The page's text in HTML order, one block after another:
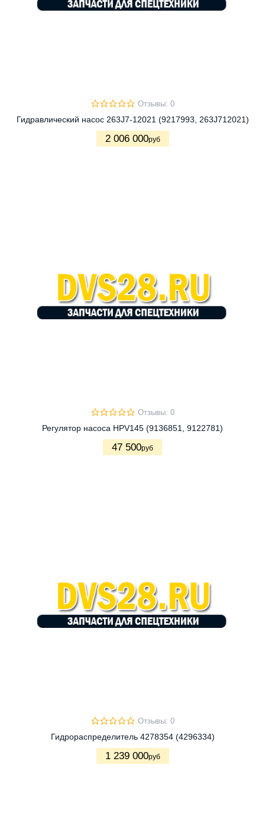
Отзывы: 0
Гидравлический насос 263J7-12021 (9217993, 263J712021)
2 006 000руб
Отзывы: 0
Регулятор насоса HPV145 (9136851, 9122781)
47 500руб
Отзывы: 0
Гидрораспределитель 4278354 (4296334)
1 239 000руб